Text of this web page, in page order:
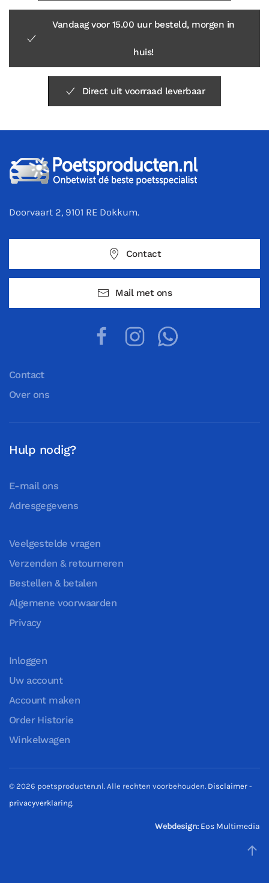
Vandaag voor 15.00 uur besteld, morgen in
huis!
Direct uit voorraad leverbaar
Doorvaart 2, 9101 RE Dokkum.
Contact
Mail met ons
Contact
Over ons
Hulp nodig?
E-mail ons
Adresgegevens
Veelgestelde vragen
Verzenden & retourneren
Bestellen & betalen
Algemene voorwaarden
Privacy
Inloggen
Uw account
Account maken
Order Historie
Winkelwagen
© 2026 poetsproducten.nl. Alle rechten voorbehouden. Disclaimer -
privacyverklaring.
Webdesign: Eos Multimedia